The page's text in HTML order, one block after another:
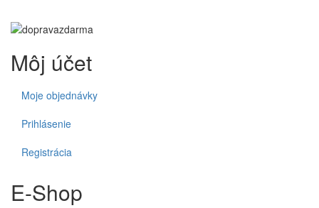
Môj účet
Moje objednávky
Prihlásenie
Registrácia
E-Shop